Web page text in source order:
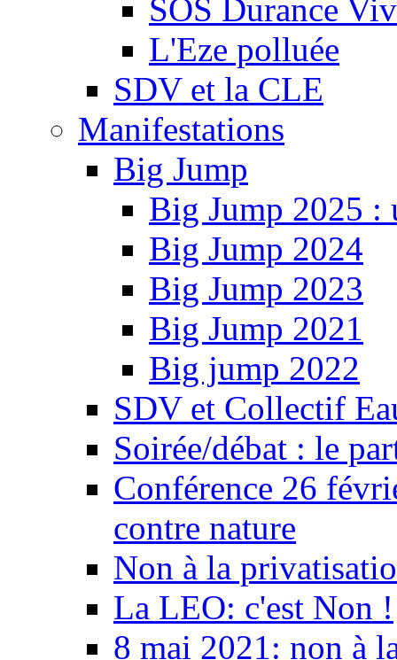
SOS Durance
L'Eze polluée
SDV et la CLE
Manifestations
Big Jump
Big Jump 2025 :
Big Jump 2024
Big Jump 2023
Big Jump 2021
Big jump 2022
SDV et Collectif
Soirée/débat : le
Conférence 26
contre nature
Non à la
La LEO: c'est Non !
8 mai 2021: non à